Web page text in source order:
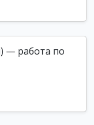
— работа по